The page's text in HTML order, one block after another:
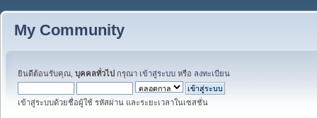
My Community
ยินดีต้อนรับคุณ, บุคคลทั่วไป กรุณา เข้าสู่ระบบ หรือ ลงทะเบียน
เข้าสู่ระบบด้วยชื่อผู้ใช้ รหัสผ่าน และระยะเวลาในเซสชั่น